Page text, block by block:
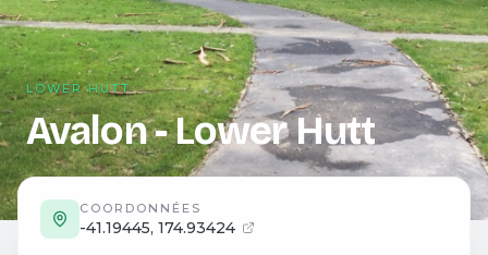
LOWER HUTT
Avalon - Lower Hutt
COORDONNÉES
-41.19445, 174.93424